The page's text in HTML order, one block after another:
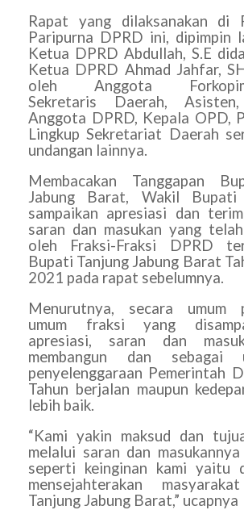
Rapat yang dilaksanakan di
Paripurna DPRD ini, dipimpin
Ketua DPRD Abdullah, S.E
Ketua DPRD Ahmad Jahfar,
oleh Anggota
Sekretaris Daerah,
Anggota DPRD, Kepala OPD,
Lingkup Sekretariat Daerah
undangan lainnya.
Membacakan Tanggapan
Jabung Barat, Wakil Bupati
sampaikan apresiasi dan
saran dan masukan yang
oleh Fraksi-Fraksi DPRD
Bupati Tanjung Jabung Barat
2021 pada rapat sebelumnya.
Menurutnya, secara umum
umum fraksi yang
apresiasi, saran dan
membangun dan sebagai
penyelenggaraan Pemerintah
Tahun berjalan maupun
lebih baik.
“Kami yakin maksud dan
melalui saran dan
seperti keinginan kami yaitu
mensejahterakan
Tanjung Jabung Barat,” ucapnya